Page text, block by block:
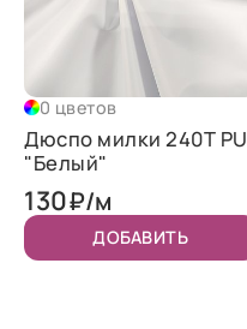
0 цветов
Дюспо милки 240T PU
"Белый"
130₽/м
ДОБАВИТЬ